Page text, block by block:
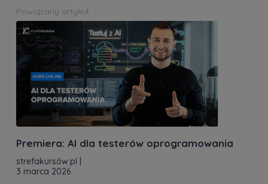
Powiązany artykuł
Premiera: AI dla testerów oprogramowania
strefakursów.pl
3 marca 2026